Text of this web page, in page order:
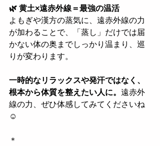
🌿 黄土×遠赤外線＝最強の温活
よもぎや漢方の蒸気に、遠赤外線の力
が加わることで、「蒸し」だけでは届
かない体の奥までしっかり温まり、巡
りが変わります。
一時的なリラックスや発汗ではなく、
根本から体質を整えたい人に。 遠赤外
線の力、ぜひ体感してみてくださいね
☺️
＊